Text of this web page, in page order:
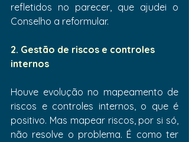
refletidos no parecer, que ajudei o
Conselho a reformular.
2. Gestão de riscos e controles
internos
Houve evolução no mapeamento de
riscos e controles internos, o que é
positivo. Mas mapear riscos, por si só,
não resolve o problema. É como ter